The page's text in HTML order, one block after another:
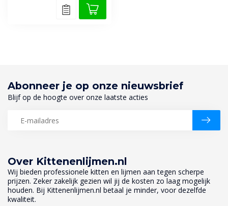
Over Kittenenlijmen.nl
Wij bieden professionele kitten en lijmen aan tegen scherpe
prijzen. Zeker zakelijk gezien wil jij de kosten zo laag mogelijk
houden. Bij Kittenenlijmen.nl betaal je minder, voor dezelfde
kwaliteit.
Abonneer je op onze nieuwsbrief
Blijf op de hoogte over onze laatste acties